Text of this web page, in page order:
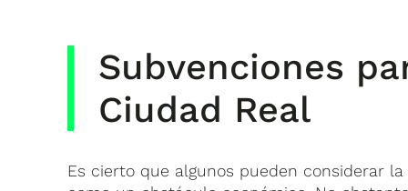
Subvenciones
Ciudad Real
Es cierto que algunos pueden considerar